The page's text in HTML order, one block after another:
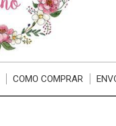
COMO COMPRAR